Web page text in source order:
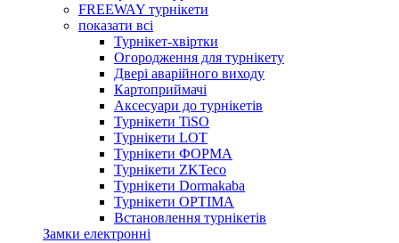
FREEWAY турнікети
показати всі
Турнікет-хвіртки
Огородження для турнікету
Двері аварійного виходу
Картоприймачі
Аксесуари до турнікетів
Турнікети TiSO
Турнікети LOT
Турнікети ФОРМА
Турнікети ZKTeco
Турнікети Dormakaba
Турнікети OPTIMA
Встановлення турнікетів
Замки електронні